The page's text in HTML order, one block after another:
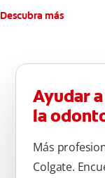
Descubra más
Ayudar
la
Más
Colgate.